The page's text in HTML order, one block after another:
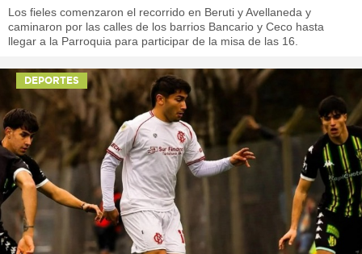
Los fieles comenzaron el recorrido en Beruti y Avellaneda y
caminaron por las calles de los barrios Bancario y Ceco hasta
llegar a la Parroquia para participar de la misa de las 16.
DEPORTES